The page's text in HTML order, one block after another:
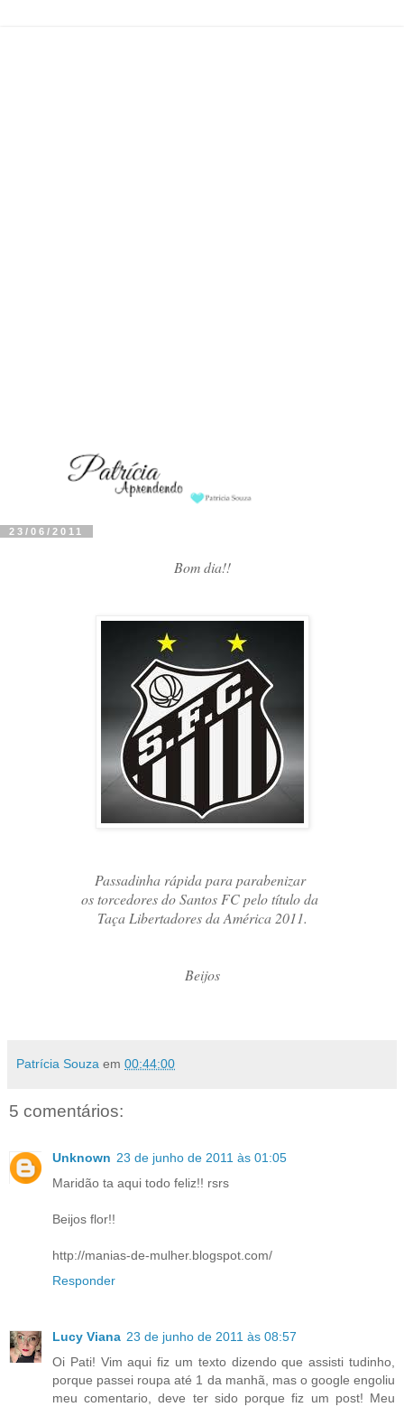
23/06/2011
Bom dia!!
Passadinha rápida para parabenizar
os torcedores do Santos FC pelo título da
Taça Libertadores da América 2011.
Beijos
Patrícia Souza em 00:44:00
5 comentários:
Unknown 23 de junho de 2011 às 01:05
Maridão ta aqui todo feliz!! rsrs
Beijos flor!!
http://manias-de-mulher.blogspot.com/
Responder
Lucy Viana 23 de junho de 2011 às 08:57
Oi Pati! Vim aqui fiz um texto dizendo que assisti tudinho,
porque passei roupa até 1 da manhã, mas o google engoliu
meu comentario, deve ter sido porque fiz um post! Meu